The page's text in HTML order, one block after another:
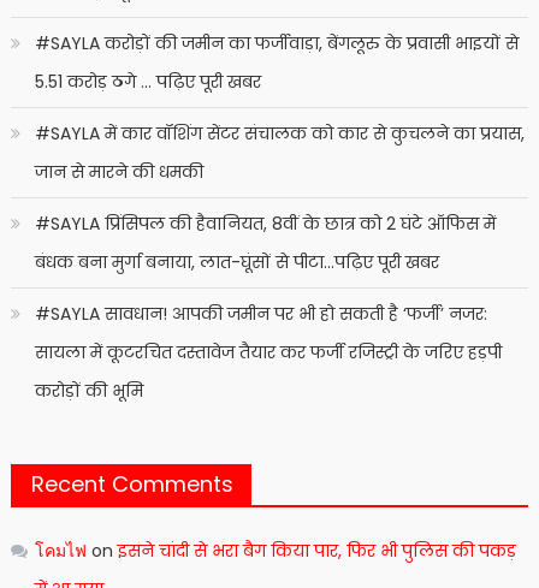
#SAYLA करोड़ों की जमीन का फर्जीवाड़ा, बेंगलूरु के प्रवासी भाइयों से
5.51 करोड़ ठगे … पढ़िए पूरी खबर
#SAYLA में कार वॉशिंग सेंटर संचालक को कार से कुचलने का प्रयास,
जान से मारने की धमकी
#SAYLA प्रिंसिपल की हैवानियत, 8वीं के छात्र को 2 घंटे ऑफिस में
बंधक बना मुर्गा बनाया, लात-घूंसों से पीटा…पढ़िए पूरी खबर
#SAYLA सावधान! आपकी जमीन पर भी हो सकती है ‘फर्जी’ नजर:
सायला में कूटरचित दस्तावेज तैयार कर फर्जी रजिस्ट्री के जरिए हड़पी
करोड़ों की भूमि
Recent Comments
โคมไฟ onइसने चांदी से भरा बैग किया पार, फिर भी पुलिस की पकड़